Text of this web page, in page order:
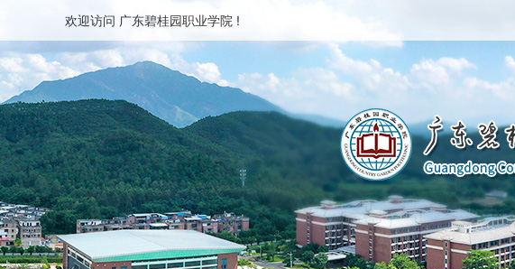
欢迎访问 广东碧桂园职业学院 !